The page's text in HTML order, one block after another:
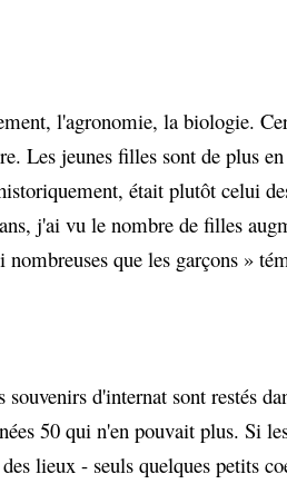
l'agronomie, la biologie.
Les jeunes filles sont de plus
était plutôt celui
j'ai vu le nombre de filles
que les garçons »
d'internat sont restés
50 qui n'en pouvait plus. Si
lieux - seuls quelques petits